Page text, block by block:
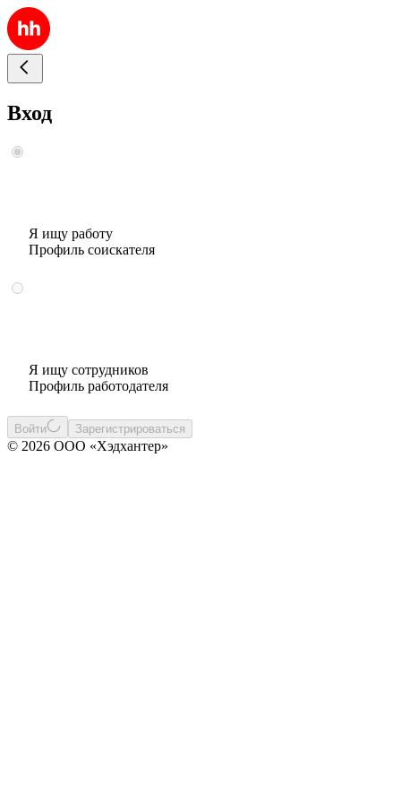
Вход
Я ищу работу
Профиль соискателя
Я ищу сотрудников
Профиль работодателя
Войти Зарегистрироваться
© 2026 ООО «Хэдхантер»